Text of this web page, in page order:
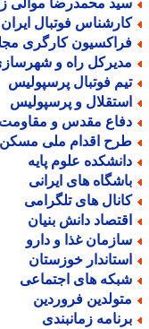
محمدرضا موالی زاده
فوتبال ایران
کارگری مجلس
راه و شهرسازی
فوتبال پرسپولیس
و پرسپولیس
مقدس و مقاومت
اقدام ملی مسکن
علوم پایه
های ایرانی
های تلگرامی
دانش بنیان
غذا و دارو
خوزستان
های اجتماعی
فروردین
زمانبندی